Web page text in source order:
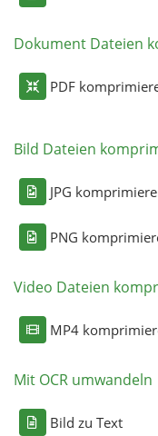
Dokument Dateien
PDF
Bild Dateien
JPG
PNG
Video Dateien
MP4
Mit OCR umwandeln
Bild zu Text